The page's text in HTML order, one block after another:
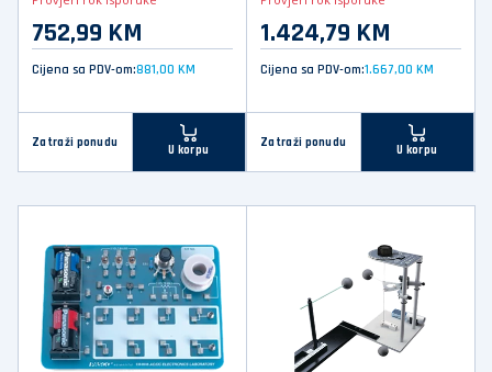
752,99 KM
Cijena sa PDV-om:881,00 KM
Zatraži ponudu
U korpu
1.424,79 KM
Cijena sa PDV-om:1.667,00 KM
Zatraži ponudu
U korpu